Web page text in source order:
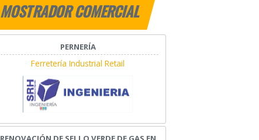
MOSTRADOR COMERCIAL
PERNERÍA
Ferretería Industrial Retail